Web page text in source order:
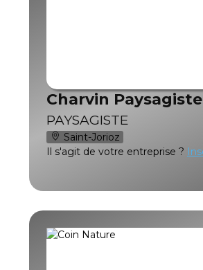
Charvin Paysagiste
PAYSAGISTE
Saint-Jorioz
Il s'agit de votre entreprise ?